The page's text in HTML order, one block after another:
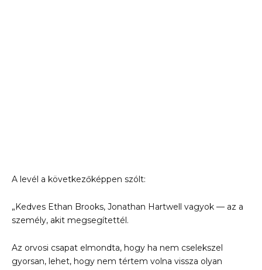
A levél a következőképpen szólt:
„Kedves Ethan Brooks, Jonathan Hartwell vagyok — az a
személy, akit megsegítettél.
Az orvosi csapat elmondta, hogy ha nem cselekszel
gyorsan, lehet, hogy nem tértem volna vissza olyan